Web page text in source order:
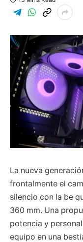
La nueva
frontalmente el
silencio con la be
360 mm. Una
potencia y
equipo en una